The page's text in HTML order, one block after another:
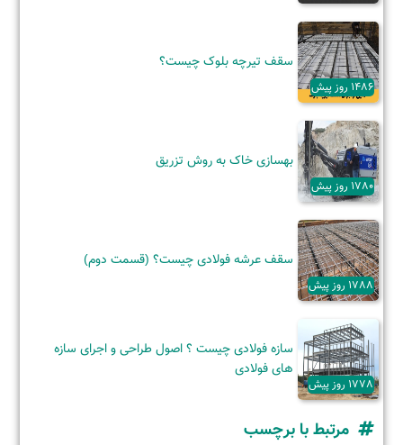
1486 روز پیش
سقف تیرچه بلوک چیست؟
1780 روز پیش
بهسازی خاک به روش تزریق
1788 روز پیش
سقف عرشه فولادی چیست؟ (قسمت دوم)
1778 روز پیش
سازه فولادی چیست ؟ اصول طراحی و اجرای سازه
های فولادی
مرتبط با برچسب